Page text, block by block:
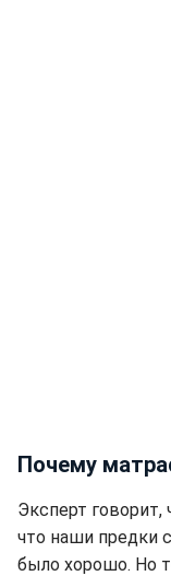
Почему
Эксперт
что наши предки
было хорошо. Но